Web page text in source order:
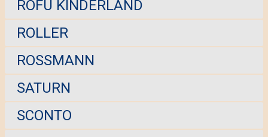
ROFU KINDERLAND
ROLLER
ROSSMANN
SATURN
SCONTO